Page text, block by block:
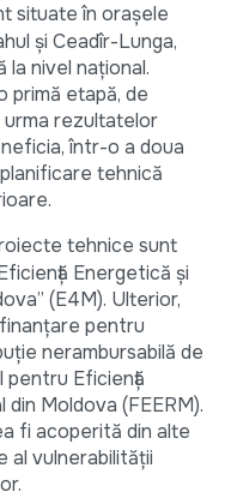
situate în orașele
și Ceadîr-Lunga,
nivel național.
primă etapă, de
rezultatelor
într-o a doua
tehnică
tehnice sunt
Energetică și
(E4M). Ulterior,
pentru
nerambursabilă de
pentru Eficiență
Moldova (FEERM).
fi acoperită din alte
al vulnerabilității